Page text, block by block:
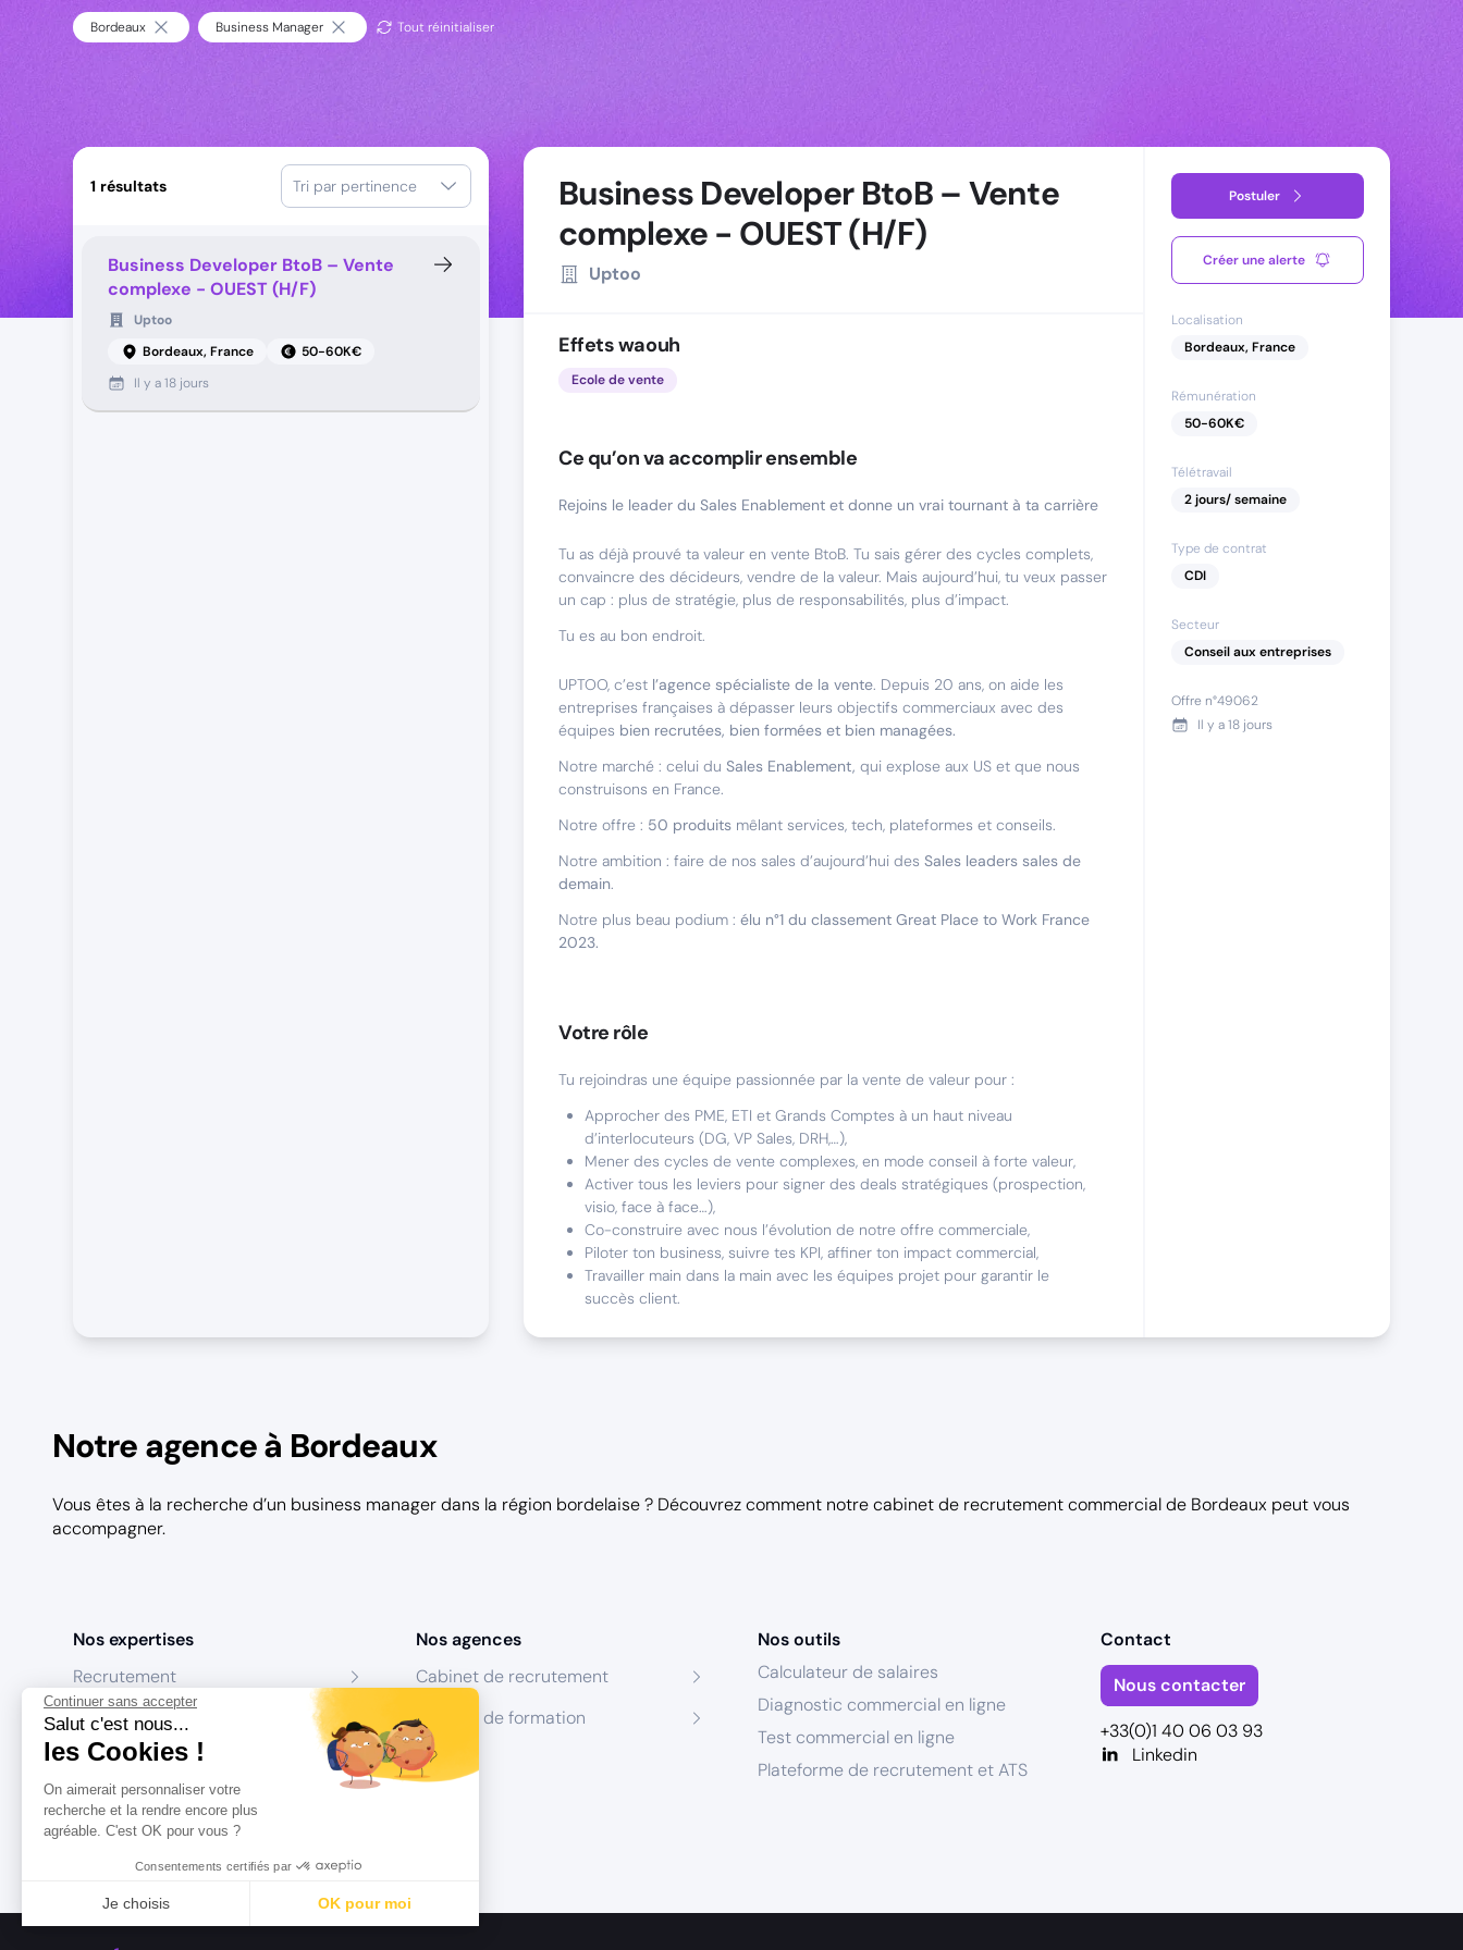
Continuer sans accepter
Salut c'est nous...
les Cookies !
On aimerait personnaliser votre
recherche et la rendre encore plus
agréable. C'est OK pour vous ?
Consentements certifiés par
Je choisis OK pour moi
Bordeaux Business Manager Tout réinitialiser
1 résultats Tri par pertinence
Business Developer BtoB – Vente
complexe - OUEST (H/F)
Uptoo
Bordeaux, France
50-60K€
Il y a18 jours
Business Developer BtoB – Vente
complexe - OUEST (H/F)
Uptoo
Effets waouh
Ecole de vente
Ce qu’on va accomplir ensemble
Rejoins le leader du Sales Enablement et donne un vrai tournant à ta carrière
Tu as déjà prouvé ta valeur en vente BtoB. Tu sais gérer des cycles complets,
convaincre des décideurs, vendre de la valeur. Mais aujourd’hui, tu veux passer
un cap : plus de stratégie, plus de responsabilités, plus d’impact.
Tu es au bon endroit.
UPTOO, c’est l’agence spécialiste de la vente. Depuis 20 ans, on aide les
entreprises françaises à dépasser leurs objectifs commerciaux avec des
équipes bien recrutées, bien formées et bien managées.
Notre marché : celui du Sales Enablement, qui explose aux US et que nous
construisons en France.
Notre offre : 50 produits mêlant services, tech, plateformes et conseils.
Notre ambition : faire de nos sales d’aujourd’hui des Sales leaders sales de
demain.
Notre plus beau podium : élu n°1 du classement Great Place to Work France
2023.
Votre rôle
Tu rejoindras une équipe passionnée par la vente de valeur pour :
Approcher des PME, ETI et Grands Comptes à un haut niveau
d’interlocuteurs (DG, VP Sales, DRH,…),
Mener des cycles de vente complexes, en mode conseil à forte valeur,
Activer tous les leviers pour signer des deals stratégiques (prospection,
visio, face à face…),
Co-construire avec nous l’évolution de notre offre commerciale,
Piloter ton business, suivre tes KPI, affiner ton impact commercial,
Travailler main dans la main avec les équipes projet pour garantir le
succès client.
Tu es à l’aise face à desC-levels, tu comprends vite les enjeux business,
Ce que nous offrons
Lameilleure Sales Academy
de France pour monter en compétence,
, où ta progression est la priorité des managers,
Postuler
Créer une alerte
Localisation
Bordeaux, France
Rémunération
50-60K€
Télétravail
2 jours/ semaine
Type de contrat
CDI
Secteur
Conseil aux entreprises
Offre n°49062
Il y a18 jours
Notre agence à Bordeaux
Vous êtes à la recherche d’un business manager dans la région bordelaise ? Découvrez comment notrecabinet de recrutement commercial de Bordeaux peut vous
accompagner.
Nos expertises
Recrutement
Formation
Coaching
Conseil
Nos agences
Cabinet de recrutement
Centres de formation
Nos outils
Calculateur de salaires
Diagnostic commercial en ligne
Test commercial en ligne
Plateforme de recrutement et ATS
Contact
Nous contacter
+33(0)1 40 06 03 93
Linkedin